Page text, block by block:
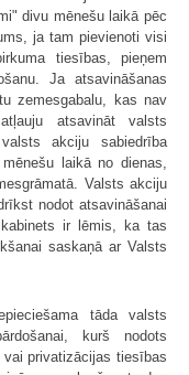
divu mēnešu laikā pēc
ja tam pievienoti visi
tiesības, pieņem
Ja atsavināšanas
zemesgabalu, kas nav
atsavināt valsts
akciju sabiedrība
laikā no dienas,
Valsts akciju
nodot atsavināšanai
ir lēmis, ka tas
saskaņā ar Valsts
tāda valsts
kurš nodots
privatizācijas tiesības